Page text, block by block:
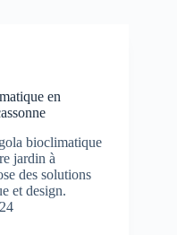
en
bioclimatique
jardin à
des solutions
et design.